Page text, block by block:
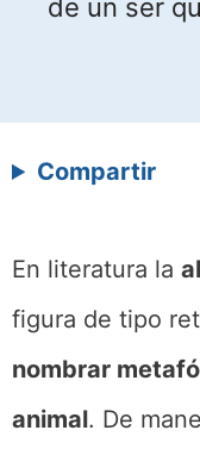
de un ser
Compartir
En literatura la
figura de tipo
nombrar
animal. De